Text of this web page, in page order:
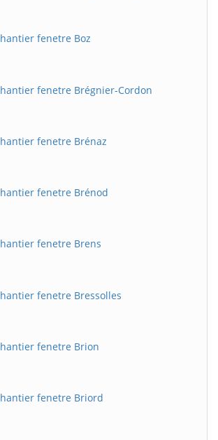
fenetre Boz
fenetre Brégnier-Cordon
fenetre Brénaz
fenetre Brénod
fenetre Brens
fenetre Bressolles
fenetre Brion
fenetre Briord